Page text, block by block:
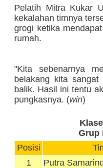
Pelatih Mitra Kukar
kekalahan timnya
grogi ketika
rumah.
"Kita sebenarnya
belakang kita
balik. Hasil ini tentu
pungkasnya. (win)
Grup
Posisi
1
Putra